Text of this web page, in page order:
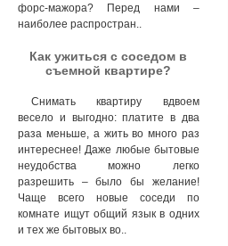
форс-мажора? Перед нами –
наиболее распростран..
Как ужиться с соседом в
съемной квартире?
Снимать квартиру вдвоем
весело и выгодно: платите в два
раза меньше, а жить во много раз
интереснее! Даже любые бытовые
неудобства можно легко
разрешить – было бы желание!
Чаще всего новые соседи по
комнате ищут общий язык в одних
и тех же бытовых во..